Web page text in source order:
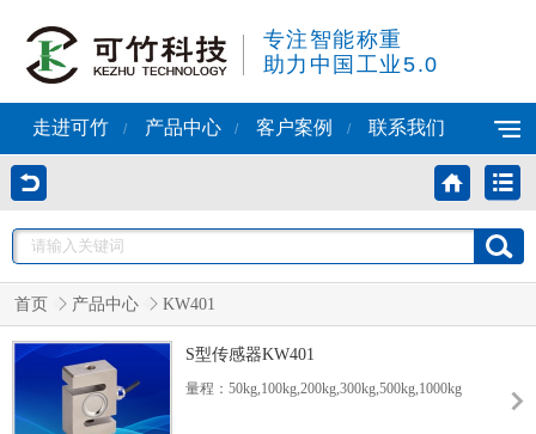
专注智能称重
助力中国工业5.0
走进可竹 / 产品中心 / 客户案例 / 联系我们
首页 产品中心 KW401
S型传感器KW401
量程：50kg,100kg,200kg,300kg,500kg,1000kg